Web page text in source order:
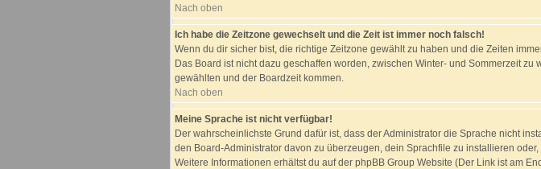
Nach oben
Ich habe die Zeitzone gewechselt und die Zeit ist immer noch falsch!
Wenn du dir sicher bist, die richtige Zeitzone gewählt zu haben und die Zeiten
Das Board ist nicht dazu geschaffen worden, zwischen Winter- und Sommerzeit
gewählten und der Boardzeit kommen.
Nach oben
Meine Sprache ist nicht verfügbar!
Der wahrscheinlichste Grund dafür ist, dass der Administrator die Sprache nicht
den Board-Administrator davon zu überzeugen, dein Sprachfile zu installieren
Weitere Informationen erhältst du auf der phpBB Group Website (Der Link ist am